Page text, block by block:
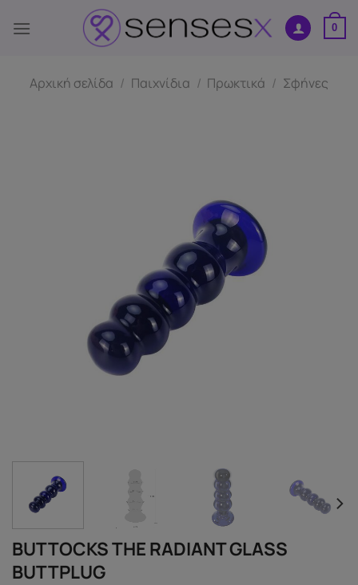
στο
0
Αρχική σελίδα / Παιχνίδια / Πρωκτικά / Σφήνες
BUTTOCKS THE RADIANT GLASS
BUTTPLUG